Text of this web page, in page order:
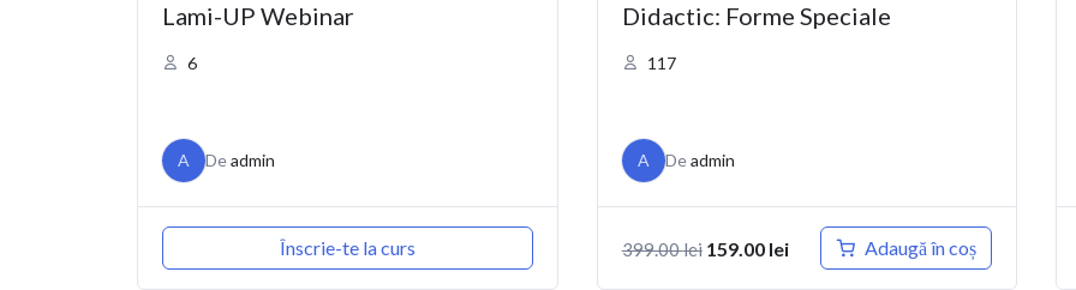
Lami-UP Webinar
6
A Deadmin
Înscrie-te la curs
Didactic: Forme Speciale
117
A Deadmin
399.00lei Prețul inițial a fost: 399.00 lei.
159.00 leiPrețul curent este: 159.00 lei.
Adaugă în coș